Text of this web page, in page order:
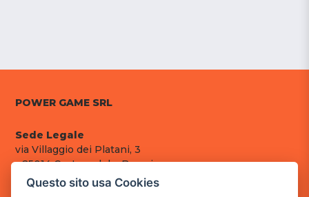
POWER GAME SRL
Sede Legale
via Villaggio dei Platani, 3
- 25014 Castenedolo, Brescia
Sede Operativa
Questo sito usa Cookies